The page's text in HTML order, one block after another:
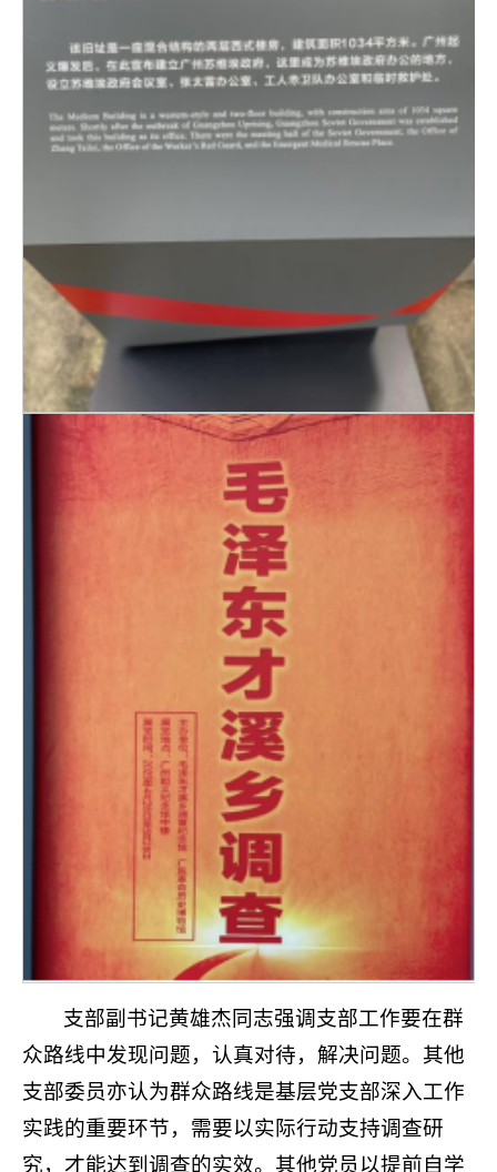
支部副书记黄雄杰同志强调支部工作要在群
众路线中发现问题，认真对待，解决问题。其他
支部委员亦认为群众路线是基层党支部深入工作
实践的重要环节，需要以实际行动支持调查研
究，才能达到调查的实效。其他党员以提前自学